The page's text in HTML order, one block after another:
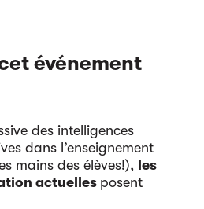
événement
des intelligences
dans l’enseignement
mains des élèves!), les
actuelles posent